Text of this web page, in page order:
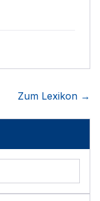
Zum Lexikon →